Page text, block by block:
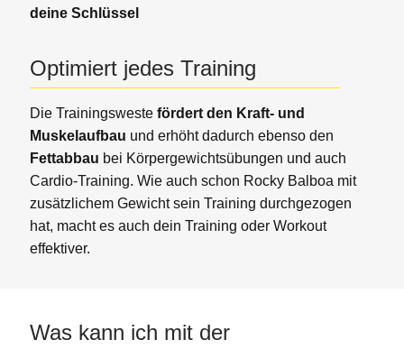
deine Schlüssel
Optimiert jedes Training
Die Trainingsweste fördert den Kraft- und
Muskelaufbau und erhöht dadurch ebenso den
Fettabbau bei Körpergewichtsübungen und auch
Cardio-Training. Wie auch schon Rocky Balboa mit
zusätzlichem Gewicht sein Training durchgezogen
hat, macht es auch dein Training oder Workout
effektiver.
Was kann ich mit der